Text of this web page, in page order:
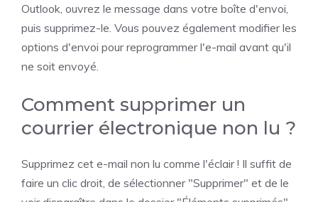
Outlook, ouvrez le message dans votre boîte d'envoi,
puis supprimez-le. Vous pouvez également modifier les
options d'envoi pour reprogrammer l'e-mail avant qu'il
ne soit envoyé.
Comment supprimer un
courrier électronique non lu ?
Supprimez cet e-mail non lu comme l'éclair ! Il suffit de
faire un clic droit, de sélectionner "Supprimer" et de le